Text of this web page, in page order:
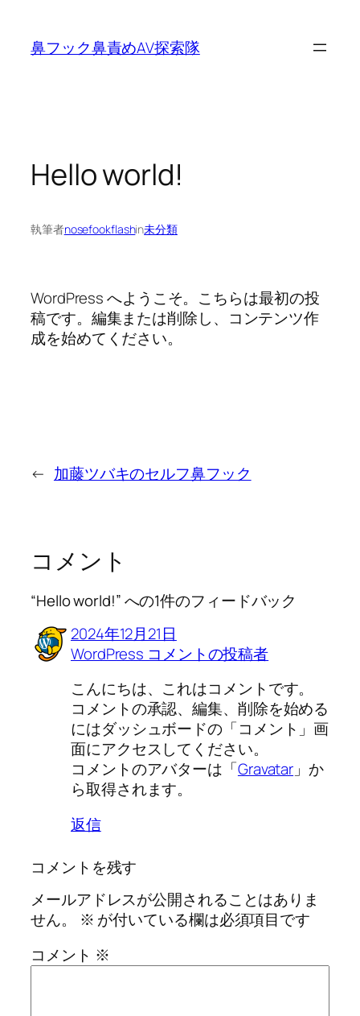
鼻フック鼻責めAV探索隊
Hello world!
執筆者nosefookflashin未分類
WordPress へようこそ。こちらは最初の投
稿です。編集または削除し、コンテンツ作
成を始めてください。
← 加藤ツバキのセルフ鼻フック
コメント
“Hello world!” への1件のフィードバック
2024年12月21日
WordPress コメントの投稿者
こんにちは、これはコメントです。
コメントの承認、編集、削除を始める
にはダッシュボードの「コメント」画
面にアクセスしてください。
コメントのアバターは「Gravatar 」か
ら取得されます。
返信
コメントを残す
メールアドレスが公開されることはありま
せん。
※ が付いている欄は必須項目です
コメント ※